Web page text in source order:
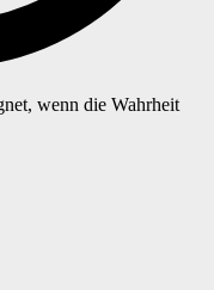
wenn die Wahrheit